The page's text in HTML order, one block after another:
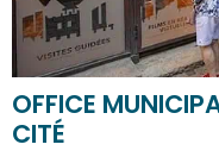
OFFICE
CITÉ